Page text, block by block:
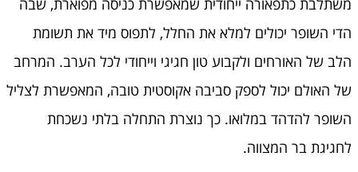
משתלבת כתפאורה ייחודית שמאפשרת כניסה מפוארת, שבה
הדי השופר יכולים למלא את החלל, לתפוס מיד את תשומת
הלב של האורחים ולקבוע טון חגיגי וייחודי לכל הערב. המרחב
של האולם יכול לספק סביבה אקוסטית טובה, המאפשרת לצליל
השופר להדהד במלואו. כך נוצרת התחלה בלתי נשכחת
לחגיגת בר המצווה.